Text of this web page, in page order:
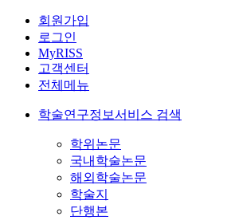
회원가입
로그인
MyRISS
고객센터
전체메뉴
학술연구정보서비스 검색
학위논문
국내학술논문
해외학술논문
학술지
단행본